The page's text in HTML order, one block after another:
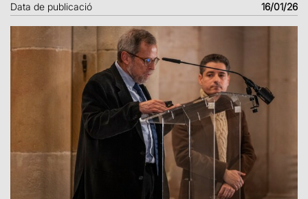
Data de publicació 16/01/26